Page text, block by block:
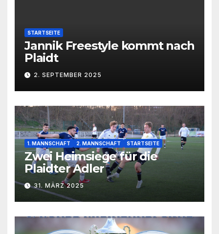
STARTSEITE
Jannik Freestyle kommt nach
Plaidt
2. SEPTEMBER 2025
1. MANNSCHAFT 2. MANNSCHAFT STARTSEITE
Zwei Heimsiege für die
Plaidter Adler
31. MÄRZ 2025